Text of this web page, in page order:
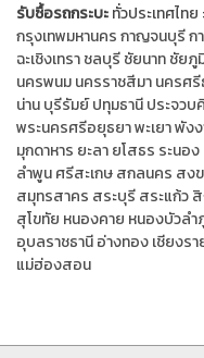
รับซื้อรถกระบะทั่วประเทศไทย :
กรุงเทพมหานครกาญจนบุรีก
ฉะเชิงเทราชลบุรีชัยนาทชัยภู
นครพนมนครราชสีมานครศรี
น่านบุรีรัมย์ปทุมธานีประจวบ
พระนครศรีอยุธยาพะเยาพัง
มุกดาหาร ยะลายโสธร ระนอง
ลำพูนศรีสะเกษสกลนคร สง
สมุทรสาคร สระบุรีสระแก้ว
สุโขทัย หนองคาย หนองบัวลำ
อุบลราชธานีอ่างทองเชียงรา
แม่ฮ่องสอน